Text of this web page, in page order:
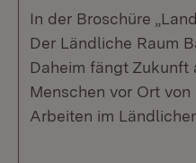
In der Broschüre
Der Ländliche Raum
Daheim fängt Zukunft
Menschen vor Ort
Arbeiten im